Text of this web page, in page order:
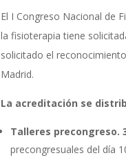
El I Congreso Nacional de
la fisioterapia tiene
solicitado el
Madrid.
La acreditación se
Talleres precongreso.
precongresuales del día